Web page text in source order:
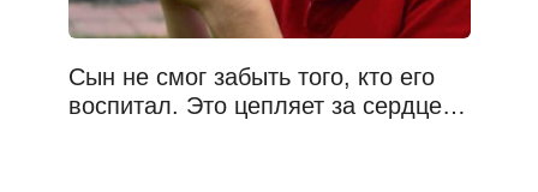
Сын не смог забыть того, кто его
воспитал. Это цепляет за сердце…